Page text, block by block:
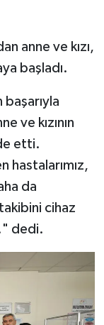
anne ve kızı,
başladı.
ve kızının
etti.
hastalarımız,
da
cihaz
dedi.